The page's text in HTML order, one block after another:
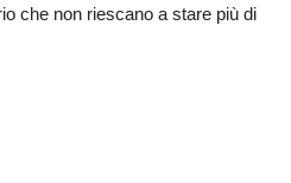
che non riescano a stare più di